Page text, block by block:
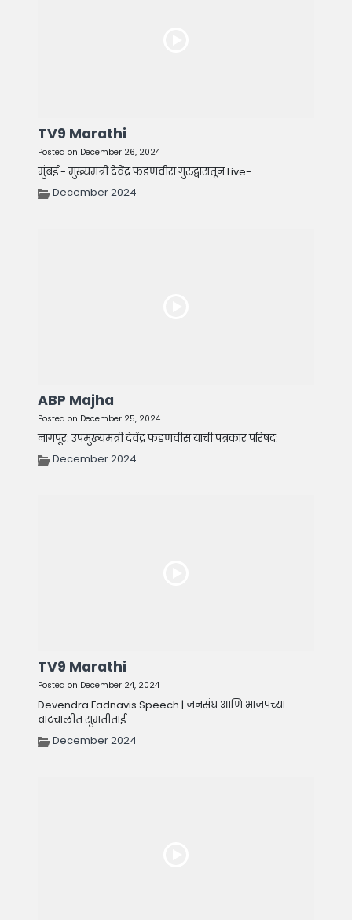
TV9 Marathi
Posted on December 26, 2024
मुंबई - मुख्यमंत्री देवेंद्र फडणवीस गुरुद्वारातून Live-
December 2024
ABP Majha
Posted on December 25, 2024
नागपूर: उपमुख्यमंत्री देवेंद्र फडणवीस यांची पत्रकार परिषद:
December 2024
TV9 Marathi
Posted on December 24, 2024
Devendra Fadnavis Speech | जनसंघ आणि भाजपच्या
वाटचालीत सुमतीताई ...
December 2024